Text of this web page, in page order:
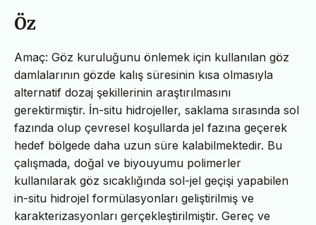
Öz
Amaç: Göz kuruluğunu önlemek için kullanılan göz
damlalarının gözde kalış süresinin kısa olmasıyla
alternatif dozaj şekillerinin araştırılmasını
gerektirmiştir. İn-situ hidrojeller, saklama sırasında sol
fazında olup çevresel koşullarda jel fazına geçerek
hedef bölgede daha uzun süre kalabilmektedir. Bu
çalışmada, doğal ve biyouyumu polimerler
kullanılarak göz sıcaklığında sol-jel geçişi yapabilen
in-situ hidrojel formülasyonları geliştirilmiş ve
karakterizasyonları gerçekleştirilmiştir. Gereç ve